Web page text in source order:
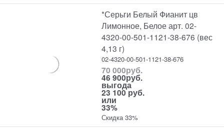
*Серьги Белый Фианит цв
Лимонное, Белое арт. 02-
4320-00-501-1121-38-676 (вес
4,13 г)
02-4320-00-501-1121-38-676
70 000руб.
46 900руб.
выгода
23 100 руб.
или
33%
Скидка 33%